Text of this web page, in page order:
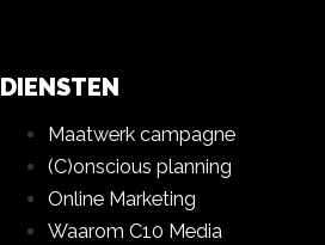
DIENSTEN
Maatwerk campagne
(C)onscious planning
Online Marketing
Waarom C10 Media